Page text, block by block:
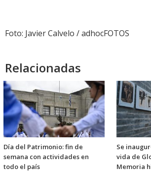
Foto: Javier Calvelo / adhocFOTOS
Relacionadas
Día del Patrimonio: fin de
semana con actividades en
todo el país
Se
vida de
Memoria